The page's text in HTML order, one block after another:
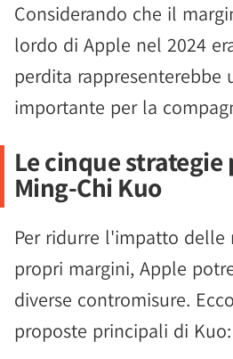
Considerando che il
lordo di Apple nel 2024
perdita rappresenterebbe
importante per la
Le cinque strategie
Ming-Chi Kuo
Per ridurre l'impatto delle
propri margini, Apple
diverse contromisure.
proposte principali di Kuo: